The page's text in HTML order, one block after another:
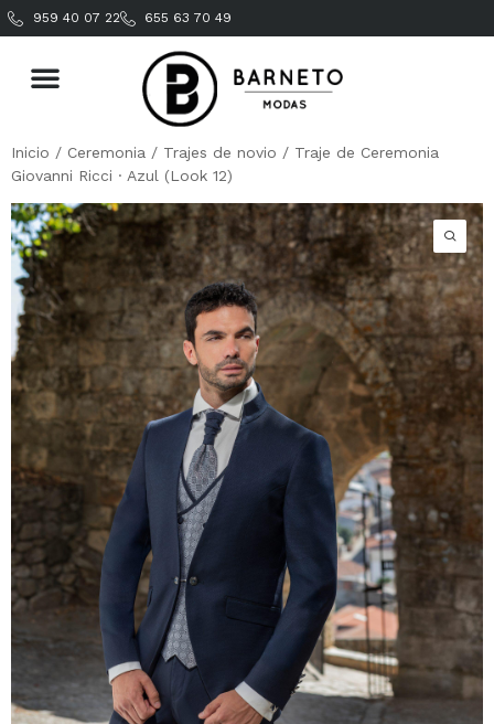
959 40 07 22 655 63 70 49
Inicio / Ceremonia / Trajes de novio / Traje de Ceremonia
Giovanni Ricci · Azul (Look 12)